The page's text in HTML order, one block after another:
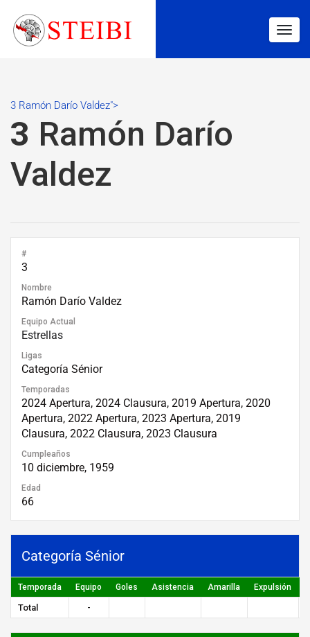
3 Ramón Darío Valdez">
3 Ramón Darío
Valdez
#
3
Nombre
Ramón Darío Valdez
Equipo Actual
Estrellas
Ligas
Categoría Sénior
Temporadas
2024 Apertura, 2024 Clausura, 2019 Apertura, 2020
Apertura, 2022 Apertura, 2023 Apertura, 2019
Clausura, 2022 Clausura, 2023 Clausura
Cumpleaños
10 diciembre, 1959
Edad
66
Categoría Sénior
Temporada Equipo Goles Asistencia Amarilla Expulsión
Total -